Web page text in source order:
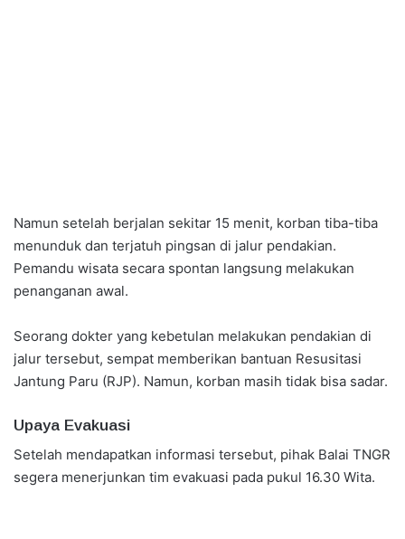
Namun setelah berjalan sekitar 15 menit, korban tiba-tiba
menunduk dan terjatuh pingsan di jalur pendakian.
Pemandu wisata secara spontan langsung melakukan
penanganan awal.
Seorang dokter yang kebetulan melakukan pendakian di
jalur tersebut, sempat memberikan bantuan Resusitasi
Jantung Paru (RJP). Namun, korban masih tidak bisa sadar.
Upaya Evakuasi
Setelah mendapatkan informasi tersebut, pihak Balai TNGR
segera menerjunkan tim evakuasi pada pukul 16.30 Wita.